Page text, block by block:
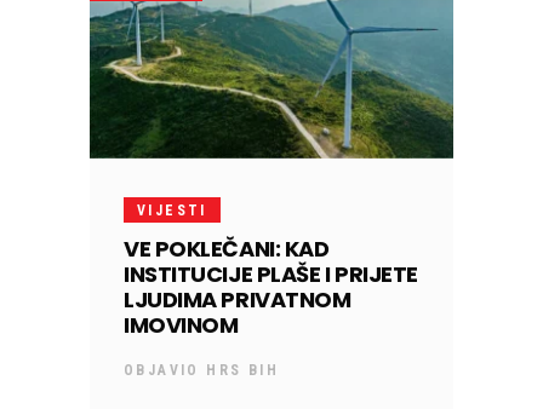
VIJESTI
VE POKLEČANI: KAD
INSTITUCIJE PLAŠE I PRIJETE
LJUDIMA PRIVATNOM
IMOVINOM
OBJAVIO HRS BIH